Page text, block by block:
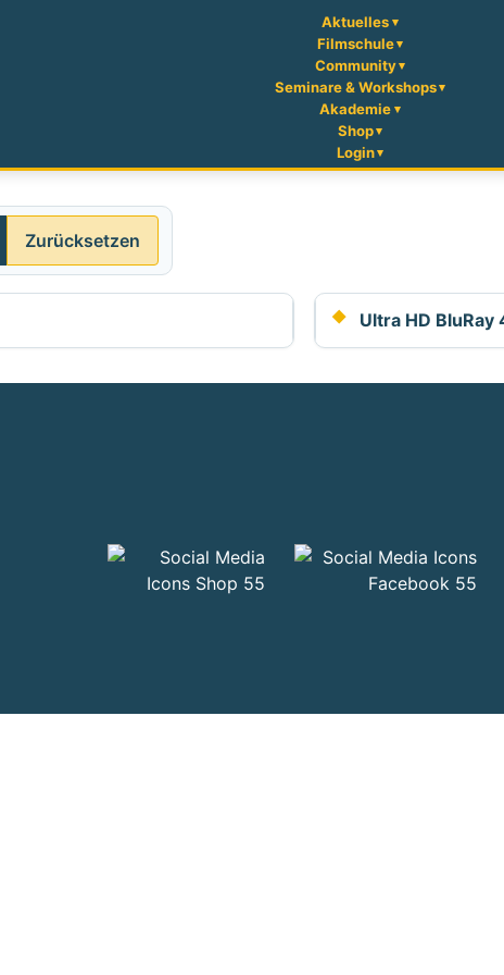
Aktuelles
Filmschule
Community
Seminare & Workshops
Akademie
Shop
Login
Zurücksetzen
Ultra HD BluRay